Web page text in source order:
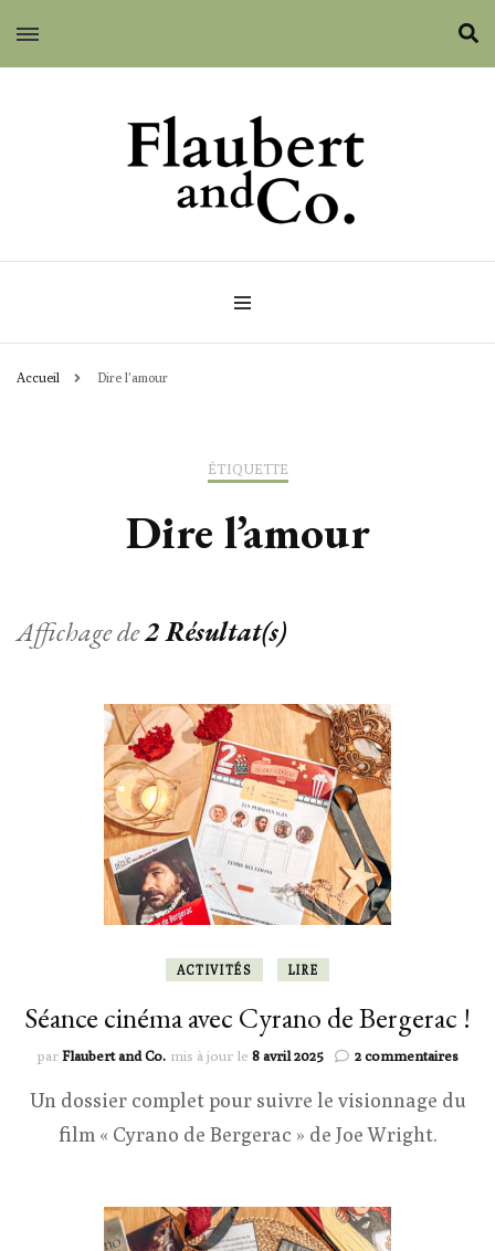
Flaubert and Co.
Accueil Dire l’amour
ÉTIQUETTE
Dire l’amour
Affichage de2 Résultat(s)
ACTIVITÉS LIRE
Séance cinéma avec Cyrano de Bergerac !
parFlaubert and Co. mis à jour le 8 avril 2025 2 commentairessur
Un dossier complet pour suivre le visionnage du
film « Cyrano de Bergerac » de Joe Wright.